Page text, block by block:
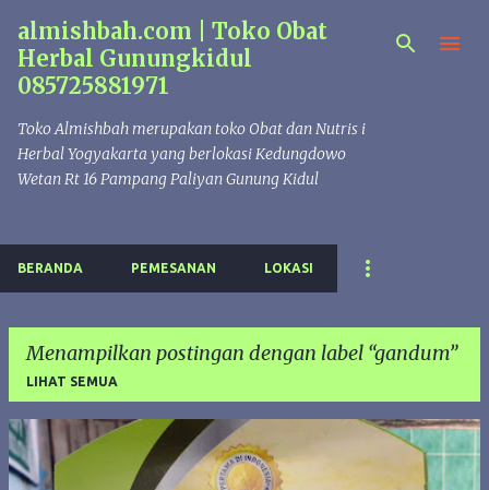
Langsung ke konten utama
almishbah.com | Toko Obat
Herbal Gunungkidul
085725881971
Toko Almishbah merupakan toko Obat dan Nutris i
Herbal Yogyakarta yang berlokasi Kedungdowo
Wetan Rt 16 Pampang Paliyan Gunung Kidul
BERANDA PEMESANAN LOKASI
Menampilkan postingan dengan label gandum
LIHAT SEMUA
P
o